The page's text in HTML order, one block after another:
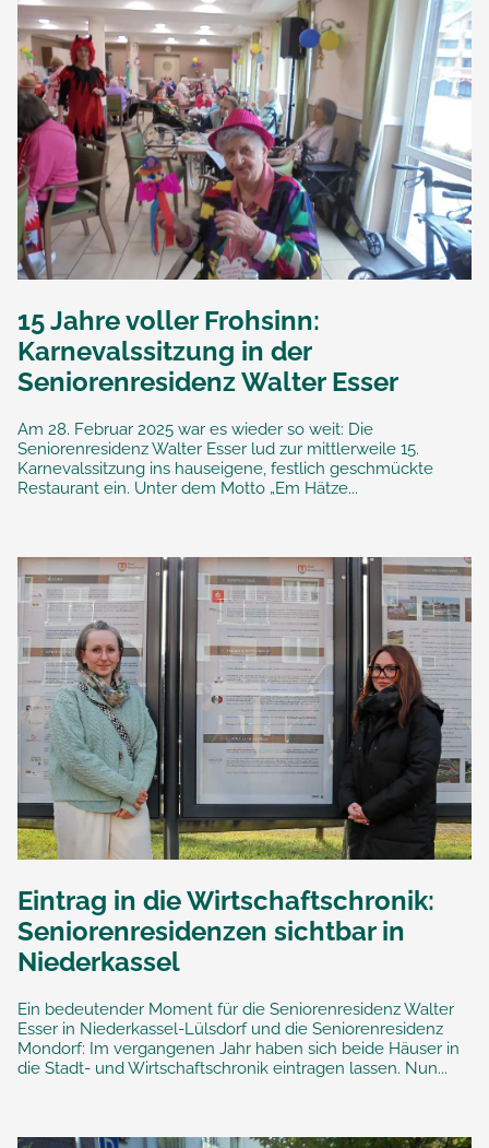
15 Jahre voller Frohsinn:
Karnevalssitzung in der
Seniorenresidenz Walter Esser
Am 28. Februar 2025 war es wieder so weit: Die
Seniorenresidenz Walter Esser lud zur mittlerweile 15.
Karnevalssitzung ins hauseigene, festlich geschmückte
Restaurant ein. Unter dem Motto „Em Hätze...
Eintrag in die Wirtschaftschronik:
Seniorenresidenzen sichtbar in
Niederkassel
Ein bedeutender Moment für die Seniorenresidenz Walter
Esser in Niederkassel-Lülsdorf und die Seniorenresidenz
Mondorf: Im vergangenen Jahr haben sich beide Häuser in
die Stadt- und Wirtschaftschronik eintragen lassen. Nun...